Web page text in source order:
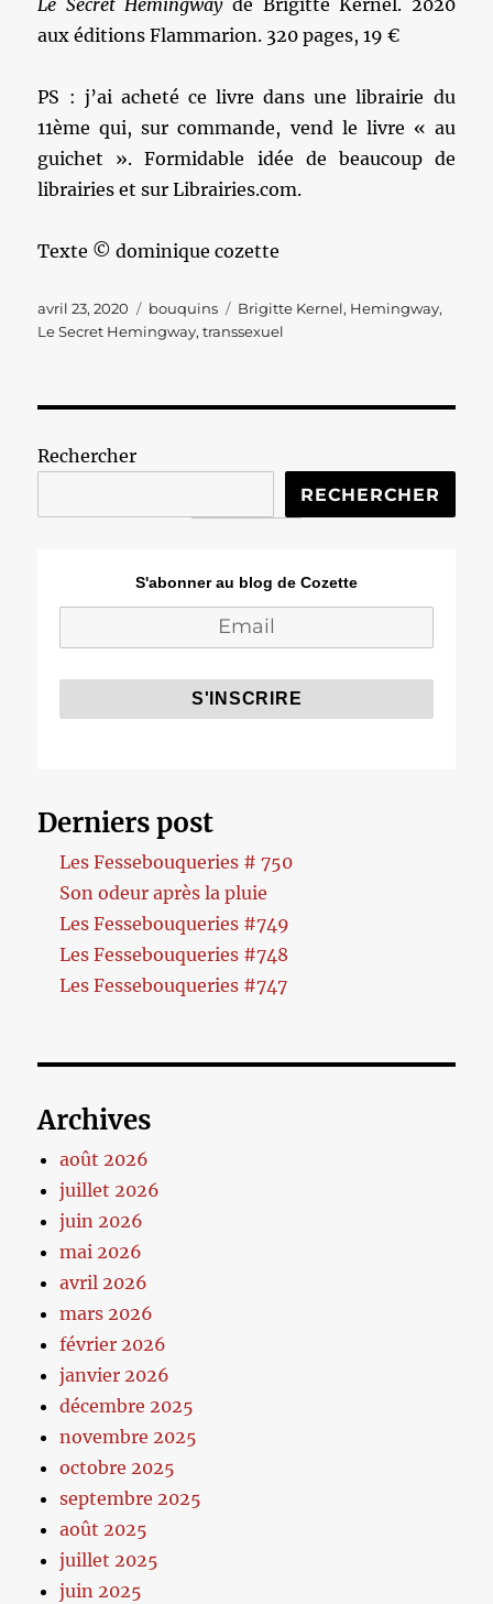
Le Secret Hemingway de Brigitte Kernel. 2020
aux éditions Flammarion. 320 pages, 19 €
PS : j’ai acheté ce livre dans une librairie du
11ème qui, sur commande, vend le livre « au
guichet ». Formidable idée de beaucoup de
librairies et sur Librairies.com.
Texte © dominique cozette
Publié
le
avril 23, 2020 Catégories
bouquins Étiquettes
Brigitte Kernel, Hemingway,
Le Secret Hemingway,transsexuel
Rechercher
RECHERCHER
S'abonner au blog de Cozette
Derniers post
Les Fessebouqueries # 750
Son odeur après la pluie
Les Fessebouqueries #749
Les Fessebouqueries #748
Les Fessebouqueries #747
Archives
août 2026
juillet 2026
juin 2026
mai 2026
avril 2026
mars 2026
février 2026
janvier 2026
décembre 2025
novembre 2025
octobre 2025
septembre 2025
août 2025
juillet 2025
juin 2025